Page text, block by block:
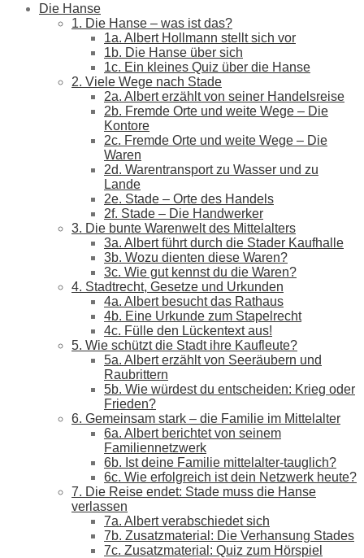
Die Hanse
1. Die Hanse – was ist das?
1a. Albert Hollmann stellt sich vor
1b. Die Hanse über sich
1c. Ein kleines Quiz über die Hanse
2. Viele Wege nach Stade
2a. Albert erzählt von seiner Handelsreise
2b. Fremde Orte und weite Wege – Die
Kontore
2c. Fremde Orte und weite Wege – Die
Waren
2d. Warentransport zu Wasser und zu
Lande
2e. Stade – Orte des Handels
2f. Stade – Die Handwerker
3. Die bunte Warenwelt des Mittelalters
3a. Albert führt durch die Stader Kaufhalle
3b. Wozu dienten diese Waren?
3c. Wie gut kennst du die Waren?
4. Stadtrecht, Gesetze und Urkunden
4a. Albert besucht das Rathaus
4b. Eine Urkunde zum Stapelrecht
4c. Fülle den Lückentext aus!
5. Wie schützt die Stadt ihre Kaufleute?
5a. Albert erzählt von Seeräubern und
Raubrittern
5b. Wie würdest du entscheiden: Krieg oder
Frieden?
6. Gemeinsam stark – die Familie im Mittelalter
6a. Albert berichtet von seinem
Familiennetzwerk
6b. Ist deine Familie mittelalter-tauglich?
6c. Wie erfolgreich ist dein Netzwerk heute?
7. Die Reise endet: Stade muss die Hanse
verlassen
7a. Albert verabschiedet sich
7b. Zusatzmaterial: Die Verhansung Stades
7c. Zusatzmaterial: Quiz zum Hörspiel